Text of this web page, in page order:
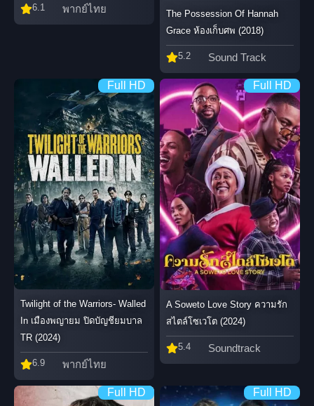
6.1 พากย์ไทย
The Possession Of Hannah
Grace ห้องเก็บศพ (2018)
5.2 Sound Track
Full HD
Twilight of the Warriors- Walled
In เมืองพญายม ปิดบัญชียมบาล
TR (2024)
6.9 พากย์ไทย
Full HD
A Soweto Love Story ความรัก
สไตล์โซเวโต (2024)
5.4 Soundtrack
Full HD Full HD